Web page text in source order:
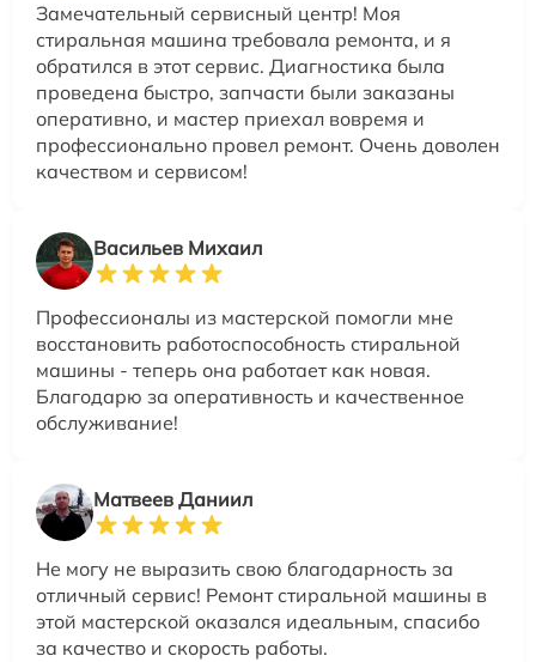
Замечательный сервисный центр! Моя
стиральная машина требовала ремонта, и я
обратился в этот сервис. Диагностика была
проведена быстро, запчасти были заказаны
оперативно, и мастер приехал вовремя и
профессионально провел ремонт. Очень доволен
качеством и сервисом!
Васильев Михаил
Профессионалы из мастерской помогли мне
восстановить работоспособность стиральной
машины - теперь она работает как новая.
Благодарю за оперативность и качественное
обслуживание!
Матвеев Даниил
Не могу не выразить свою благодарность за
отличный сервис! Ремонт стиральной машины в
этой мастерской оказался идеальным, спасибо
за качество и скорость работы.